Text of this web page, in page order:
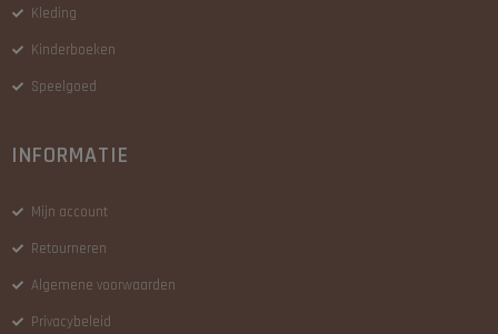
Kleding
Kinderboeken
Speelgoed
INFORMATIE
Mijn account
Retourneren
Algemene voorwaarden
Privacybeleid